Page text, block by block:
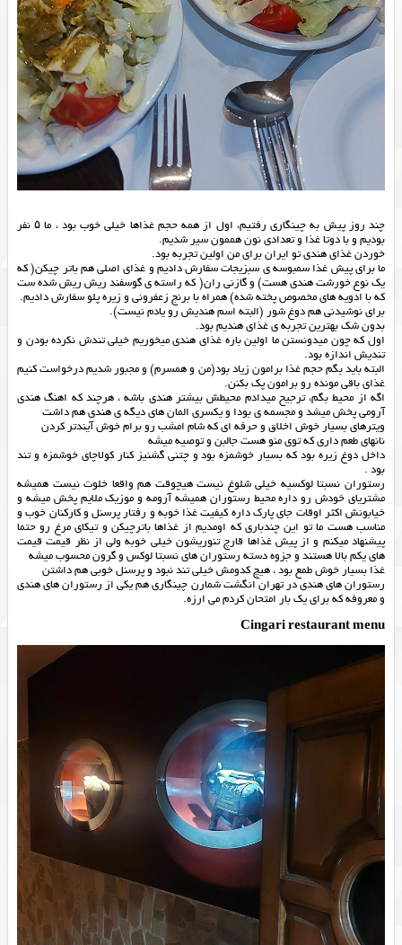
چند روز پیش به چینگاری رفتیم، اول از همه حجم غذاها خیلی خوب بود ، ما ۵ نفر
بودیم و با دوتا غذا و تعدادی نون هممون سیر شدیم.
خوردن غذای هندی تو ایران برای من اولین تجربه بود.
ما برای پیش غذا سمبوسه ی سبزیجات سفارش دادیم و غذای اصلی هم باتر چیکن( که
یک نوع خورشت هندی هست) و گازنی ران( که راسته ی گوسفند ریش ریش شده ست
که با ادویه های مخصوص پخته شده) همراه با برنج زعفرونی و زیره پلو سفارش دادیم.
برای نوشیدنی هم دوغ شور (البته اسم هندیش رو یادم نیست).
بدون شک بهترین تجربه ی غذای هندیم بود.
اول که چون میدونستن ما اولین باره غذای هندی میخوریم خیلی تندش نکرده بودن و
تندیش اندازه بود.
البته باید بگم حجم غذا برامون زیاد بود(من و همسرم) و مجبور شدیم درخواست کنیم
غذای باقی مونده رو برامون پک بکنن.
اگه از محیط بگم، ترجیح میدادم محیطش بیشتر هندی باشه ، هرچند که اهنگ هندی
آرومی پخش میشد و مجسمه ی بودا و یکسری المان های دیگه ی هندی هم داشت
ویترهای بسیار خوش اخلاق و حرفه ای که شام امشب رو برام خوش آیندتر کردن
نانهای طعم داری که توی منو هست جالبن و توصیه میشه
داخل دوغ زیره بود که بسیار خوشمزه بود و چتنی گشنیز کنار کولاچای خوشمزه و تند
بود .
رستوران نسبتا لوکسیه خیلی شلوغ نیست هیچوقت هم واقعا خلوت نیست همیشه
مشتریای خودش رو داره محیط رستوران همیشه آرومه و موزیک ملایم پخش میشه و
خیابونش اکثر اوقات جای پارک داره کیفیت غذا خوبه و رفتار پرسنل و کارکنان خوب و
مناسب هست ما تو این چندباری که اومدیم از غذاها باترچیکن و تیکای مرغ رو حتما
پیشنهاد میکنم و از پیش غذاها قارچ تنوریشون خیلی خوبه ولی از نظر قیمت قیمت
های یکم بالا هستند و جزوه دسته رستوران های نسبتا لوکس و گرون محسوب میشه
غذا بسیار خوش طمع بود ، هیچ کدومش خیلی تند نبود و پرسنل خوبی هم داشتن
رستوران های هندی در تهران انگشت شمارن چینگاری هم یکی از رستوران های هندی
و معروفه که برای یک بار امتحان کردم می ارزه.
Cingari restaurant menu